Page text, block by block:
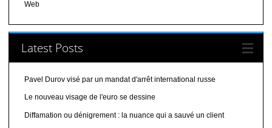
Web
Latest Posts
Pavel Durov visé par un mandat d'arrêt international russe
Le nouveau visage de l'euro se dessine
Diffamation ou dénigrement : la nuance qui a sauvé un client